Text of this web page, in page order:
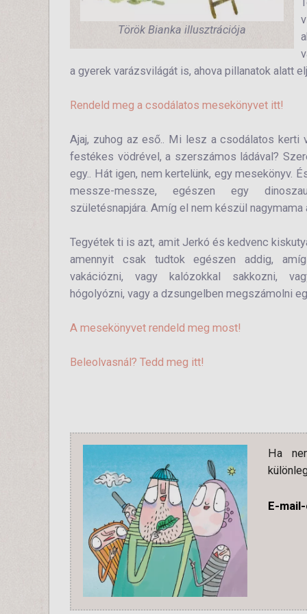
Török Bianka illusztrációja
a gyerek varázsvilágát is, ahova pillanatok alatt
Rendeld meg a csodálatos mesekönyvet itt!
Ajaj, zuhog az eső.. Mi lesz a csodálatos kerti
festékes vödrével, a szerszámos ládával?
egy.. Hát igen, nem kertelünk, egy mesekönyv.
messze-messze, egészen egy
születésnapjára. Amíg el nem készül nagymama
Tegyétek ti is azt, amit Jerkó és kedvenc
amennyit csak tudtok egészen addig,
vakációzni, vagy kalózokkal sakkozni,
hógolyózni, vagy a dzsungelben megszámolni
A mesekönyvet rendeld meg most!
Beleolvasnál? Tedd meg itt!
Ha
E-